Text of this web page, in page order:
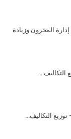
المخزون وزيادة
التكاليف…
التكاليف…